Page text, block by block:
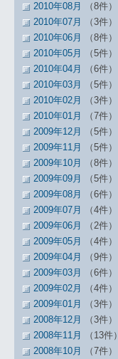
2010年08月
（8件）
2010年07月
（3件）
2010年06月
（8件）
2010年05月
（5件）
2010年04月
（6件）
2010年03月
（5件）
2010年02月
（3件）
2010年01月
（7件）
2009年12月
（5件）
2009年11月
（5件）
2009年10月
（8件）
2009年09月
（5件）
2009年08月
（6件）
2009年07月
（4件）
2009年06月
（2件）
2009年05月
（4件）
2009年04月
（9件）
2009年03月
（6件）
2009年02月
（4件）
2009年01月
（3件）
2008年12月
（3件）
2008年11月
（13件）
2008年10月
（7件）